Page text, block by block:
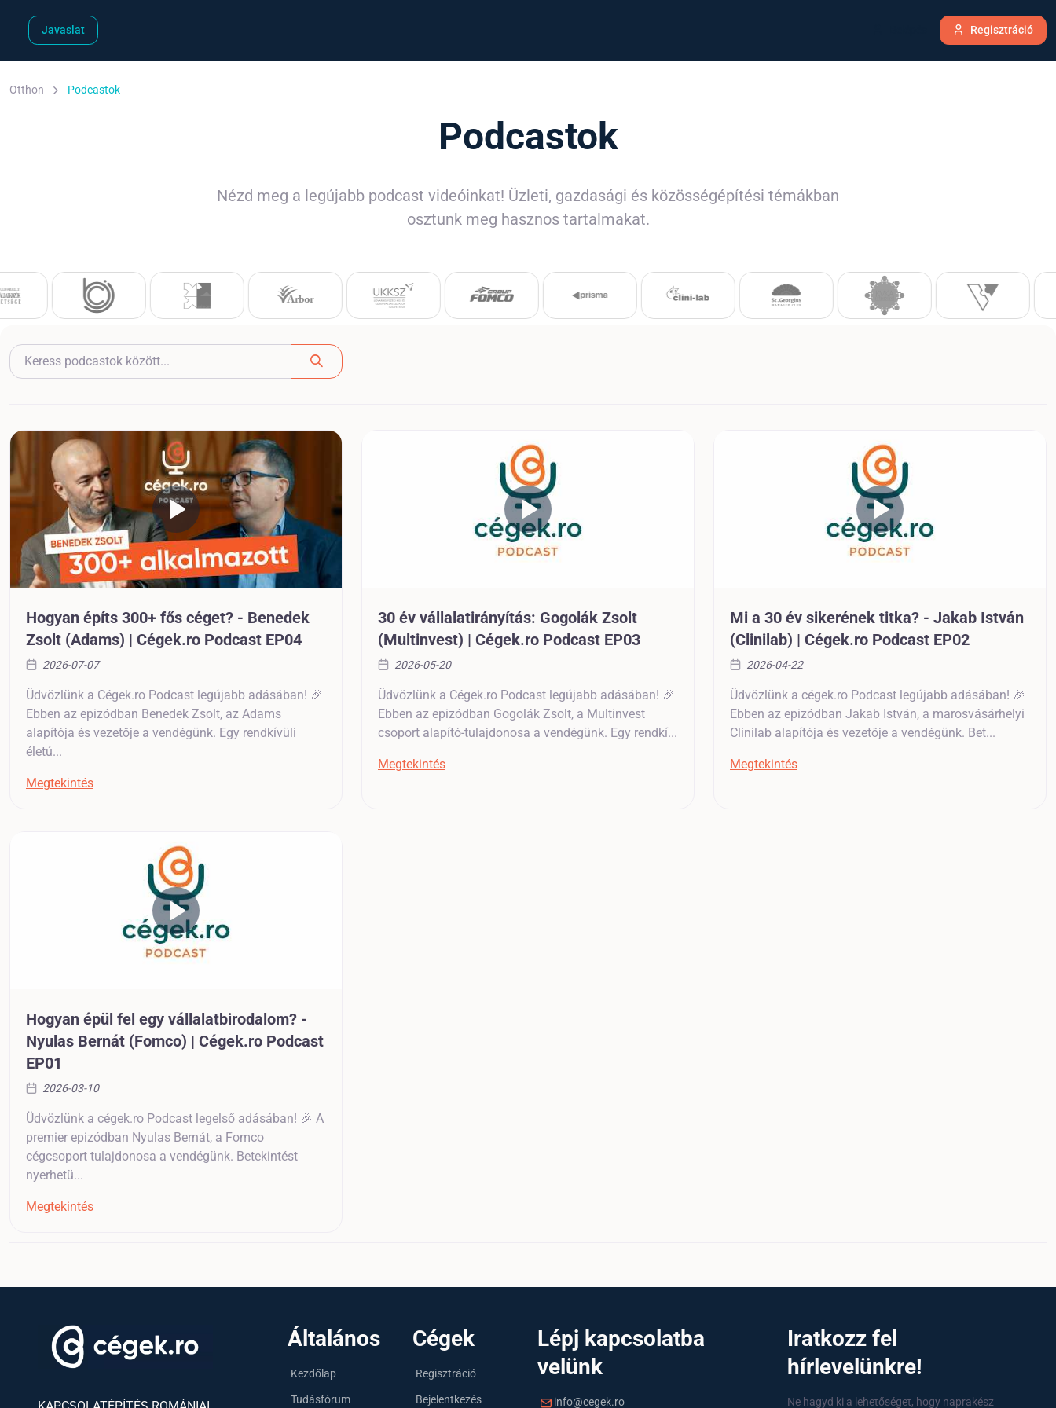
Regisztráció
Javaslat
Otthon Podcastok
Podcastok
Nézd meg a legújabb podcast videóinkat! Üzleti, gazdasági és közösségépítési témákban
osztunk meg hasznos tartalmakat.
Hogyan építs 300+ fős céget? - Benedek
Zsolt (Adams) | Cégek.ro Podcast EP04
2026-07-07
Üdvözlünk a Cégek.ro Podcast legújabb adásában! 🎉
Ebben az epizódban Benedek Zsolt, az Adams
alapítója és vezetője a vendégünk. Egy rendkívüli
életú...
Megtekintés
30 év vállalatirányítás: Gogolák Zsolt
(Multinvest) | Cégek.ro Podcast EP03
2026-05-20
Üdvözlünk a Cégek.ro Podcast legújabb adásában! 🎉
Ebben az epizódban Gogolák Zsolt, a Multinvest
csoport alapító-tulajdonosa a vendégünk. Egy rendkí...
Megtekintés
Mi a 30 év sikerének titka? - Jakab István
(Clinilab) | Cégek.ro Podcast EP02
2026-04-22
Üdvözlünk a cégek.ro Podcast legújabb adásában! 🎉
Ebben az epizódban Jakab István, a marosvásárhelyi
Clinilab alapítója és vezetője a vendégünk. Bet...
Megtekintés
Hogyan épül fel egy vállalatbirodalom? -
Nyulas Bernát (Fomco) | Cégek.ro Podcast
EP01
2026-03-10
Üdvözlünk a cégek.ro Podcast legelső adásában! 🎉 A
premier epizódban Nyulas Bernát, a Fomco
cégcsoport tulajdonosa a vendégünk. Betekintést
nyerhetü...
Megtekintés
Általános
Kezdőlap
Tudásfórum
Cégek
Regisztráció
Bejelentkezés
Lépj kapcsolatba
velünk
info@cegek.ro
Iratkozz fel
hírlevelünkre!
Ne hagyd ki a lehetőséget, hogy naprakész